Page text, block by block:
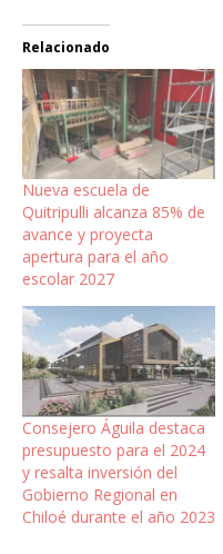
Relacionado
Nueva escuela de
Quitripulli alcanza 85% de
avance y proyecta
apertura para el año
escolar 2027
Consejero Águila destaca
presupuesto para el 2024
y resalta inversión del
Gobierno Regional en
Chiloé durante el año 2023